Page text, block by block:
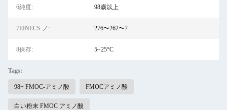
6純度: 98歳以上
7EINECS ノ: 276〜262〜7
8保存: 5~25°C
Tags:
98+ FMOC-アミノ酸 FMOCアミノ酸
白い粉末 FMOC アミノ酸